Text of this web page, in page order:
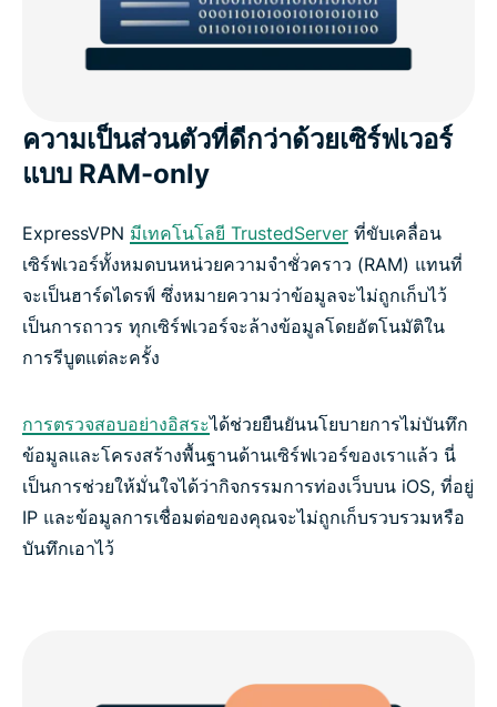
ความเป็นส่วนตัวที่ดีกว่าด้วยเซิร์ฟเวอร์
แบบ RAM-only
ExpressVPN มีเทคโนโลยี TrustedServer ที่ขับเคลื่อน
เซิร์ฟเวอร์ทั้งหมดบนหน่วยความจำชั่วคราว (RAM) แทนที่
จะเป็นฮาร์ดไดรฟ์ ซึ่งหมายความว่าข้อมูลจะไม่ถูกเก็บไว้
เป็นการถาวร ทุกเซิร์ฟเวอร์จะล้างข้อมูลโดยอัตโนมัติใน
การรีบูตแต่ละครั้ง
การตรวจสอบอย่างอิสระได้ช่วยยืนยันนโยบายการไม่บันทึก
ข้อมูลและโครงสร้างพื้นฐานด้านเซิร์ฟเวอร์ของเราแล้ว นี่
เป็นการช่วยให้มั่นใจได้ว่ากิจกรรมการท่องเว็บบน iOS, ที่อยู่
IP และข้อมูลการเชื่อมต่อของคุณจะไม่ถูกเก็บรวบรวมหรือ
บันทึกเอาไว้